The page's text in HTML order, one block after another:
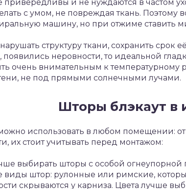
привередливы и не нуждаются в частом
с умом, не повреждая ткань.
машину, но при отжиме ставить
структуру ткани, сохранить срок
появились неровности, то идеальной
очень внимательным к
не под прямыми солнечными лучами.
Шторы блэкаут в
использовать в любом помещении:
их стоит учитывать перед монтажом:
выбирать шторы с особой
виды штор: рулонные или римские,
скрываются у карниза. Цвета лучше